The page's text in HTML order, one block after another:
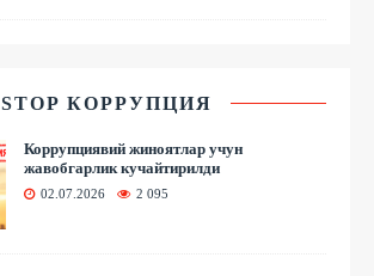
STOP КОРРУПЦИЯ
Коррупциявий жиноятлар учун
жавобгарлик кучайтирилди
02.07.2026 2 095